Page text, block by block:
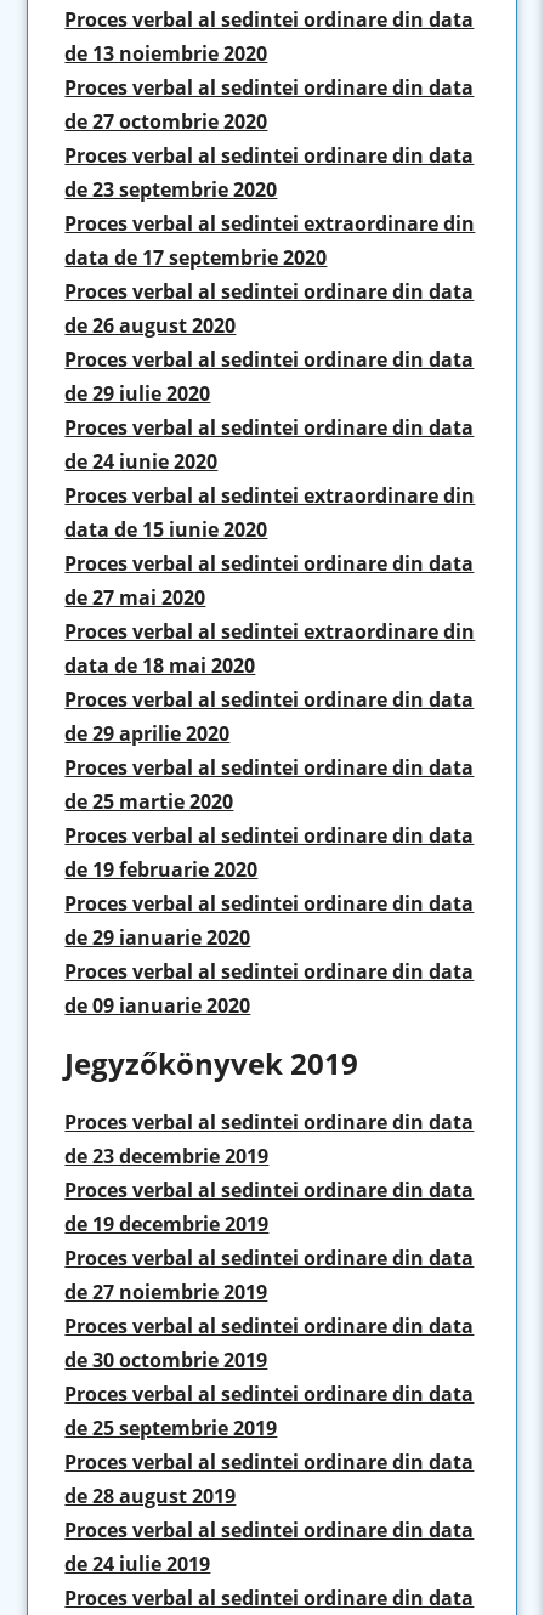
Proces verbal al sedintei ordinare din data
de 13 noiembrie 2020
Proces verbal al sedintei ordinare din data
de 27 octombrie 2020
Proces verbal al sedintei ordinare din data
de 23 septembrie 2020
Proces verbal al sedintei extraordinare din
data de 17 septembrie 2020
Proces verbal al sedintei ordinare din data
de 26 august 2020
Proces verbal al sedintei ordinare din data
de 29 iulie 2020
Proces verbal al sedintei ordinare din data
de 24 iunie 2020
Proces verbal al sedintei extraordinare din
data de 15 iunie 2020
Proces verbal al sedintei ordinare din data
de 27 mai 2020
Proces verbal al sedintei extraordinare din
data de 18 mai 2020
Proces verbal al sedintei ordinare din data
de 29 aprilie 2020
Proces verbal al sedintei ordinare din data
de 25 martie 2020
Proces verbal al sedintei ordinare din data
de 19 februarie 2020
Proces verbal al sedintei ordinare din data
de 29 ianuarie 2020
Proces verbal al sedintei ordinare din data
de 09 ianuarie 2020
Jegyzőkönyvek 2019
Proces verbal al sedintei ordinare din data
de 23 decembrie 2019
Proces verbal al sedintei ordinare din data
de 19 decembrie 2019
Proces verbal al sedintei ordinare din data
de 27 noiembrie 2019
Proces verbal al sedintei ordinare din data
de 30 octombrie 2019
Proces verbal al sedintei ordinare din data
de 25 septembrie 2019
Proces verbal al sedintei ordinare din data
de 28 august 2019
Proces verbal al sedintei ordinare din data
de 24 iulie 2019
Proces verbal al sedintei ordinare din data